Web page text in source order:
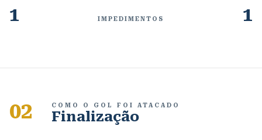
1
IMPEDIMENTOS 1
02 COMO O GOL FOI ATACADO
Finalização